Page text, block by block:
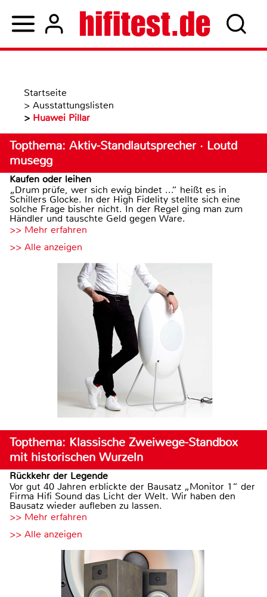
Startseite
> Ausstattungslisten
> Huawei Pillar
Topthema: Aktiv-Standlautsprecher · Loutd
musegg
Kaufen oder leihen
„Drum prüfe, wer sich ewig bindet ...“ heißt es in
Schillers Glocke. In der High Fidelity stellte sich eine
solche Frage bisher nicht. In der Regel ging man zum
Händler und tauschte Geld gegen Ware.
>> Mehr erfahren
>> Alle anzeigen
Topthema: Klassische Zweiwege-Standbox
mit historischen Wurzeln
Rückkehr der Legende
Vor gut 40 Jahren erblickte der Bausatz „Monitor 1“ der
Firma Hifi Sound das Licht der Welt. Wir haben den
Bausatz wieder aufleben zu lassen.
>> Mehr erfahren
>> Alle anzeigen